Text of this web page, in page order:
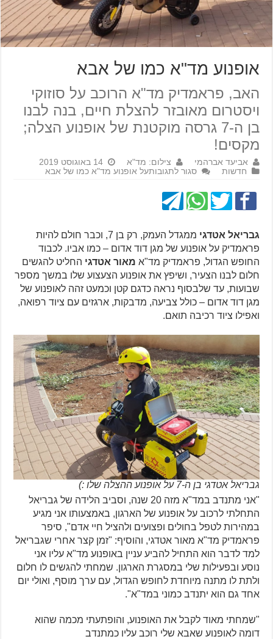
אופנוע מד"א כמו של אבא
האב, פראמדיק מד"א הרוכב על סוזוקי
ויסטרום מאובזר להצלת חיים, בנה לבנו
בן ה-7 גרסה מוקטנת של אופנוע הצלה;
מקסים!
אביעד אברהמי צילום: מד"א
14 באוגוסט 2019
חדשות
סגור לתגובותעל אופנוע מד"א כמו של אבא
גבריאל אטדגי
ממגדל העמק, רק בן 7, וכבר חולם להיות
פראמדיק על אופנוע של מגן דוד אדום – כמו אביו. לכבוד
החופש הגדול, פראמדיק מד"א מאור אטדגי החליט להגשים
חלום לבנו הצעיר, ושיפץ את אופנוע הצעצוע שלו במשך מספר
שבועות, עד שלבסוף נראה כדגם קטן וכמעט זהה לאופנוע של
מגן דוד אדום – כולל צביעה, מדבקות, ארגזים עם ציוד רפואה,
ואפילו ציוד רכיבה תואם.
גבריאל אטדגי בן ה-7 על אופנוע ההצלה שלו :)
"אני מתנדב במד"א מזה 20 שנה, וסביב הלידה של גבריאל
התחלתי לרכוב על אופנוע של הארגון, באמצעותו אני מגיע
במהירות לטפל בחולים ופצועים ולהציל חיי אדם", סיפר
פראמדיק מד"א מאור אטדגי, והוסיף: "זמן קצר אחרי שגבריאל
למד לדבר הוא התחיל להביע עניין באופנוע מד"א עליו אני
נוסע ובפעילות שלי במסגרת הארגון. שמחתי להגשים לו חלום
ולתת לו מתנה מיוחדת לחופש הגדול, עם ערך מוסף, ואולי יום
אחד גם הוא יתנדב כמוני במד"א".
"שמחתי מאוד לקבל את האופנוע, והופתעתי מכמה שהוא
דומה לאופנוע שאבא שלי רוכב עליו כמתנדב